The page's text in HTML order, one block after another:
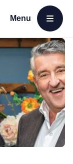
Menu
Open menu